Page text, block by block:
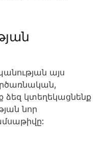
այս
կտեղեկացնենք
նոր